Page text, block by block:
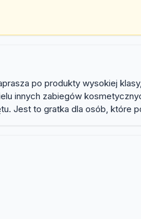
po produkty wysokiej
innych zabiegów
Jest to gratka dla osób, które